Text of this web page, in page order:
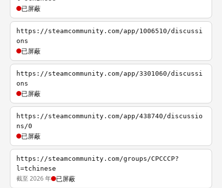
已屏蔽
https://steamcommunity.com/app/1006510/discussi
ons
已屏蔽
https://steamcommunity.com/app/3301060/discussi
ons
已屏蔽
https://steamcommunity.com/app/438740/discussio
ns/0
已屏蔽
https://steamcommunity.com/groups/CPCCCP?
l=tchinese
截至 2026 年 已屏蔽